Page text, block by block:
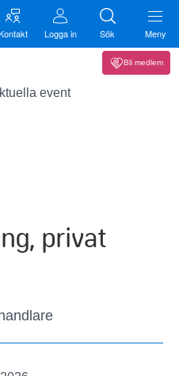
Logga in Sök Meny
Bli medlem
event
privat